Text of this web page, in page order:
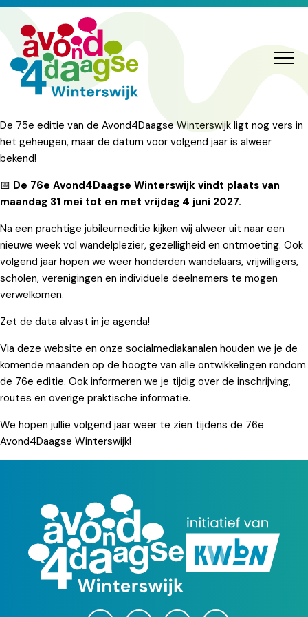
De 75e editie van de Avond4Daagse Winterswijk ligt nog vers in
het geheugen, maar de datum voor volgend jaar is alweer
bekend!
📅 De 76e Avond4Daagse Winterswijk vindt plaats van
maandag 31 mei tot en met vrijdag 4 juni 2027.
Na een prachtige jubileumeditie kijken wij alweer uit naar een
nieuwe week vol wandelplezier, gezelligheid en ontmoeting. Ook
volgend jaar hopen we weer honderden wandelaars, vrijwilligers,
scholen, verenigingen en individuele deelnemers te mogen
verwelkomen.
Zet de data alvast in je agenda!
Via deze website en onze socialmediakanalen houden we je de
komende maanden op de hoogte van alle ontwikkelingen rondom
de 76e editie. Ook informeren we je tijdig over de inschrijving,
routes en overige praktische informatie.
We hopen jullie volgend jaar weer te zien tijdens de 76e
Avond4Daagse Winterswijk!